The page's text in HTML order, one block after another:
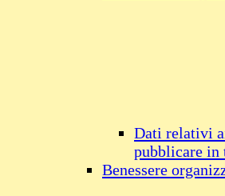
Dati relativi
pubblicare in
Benessere